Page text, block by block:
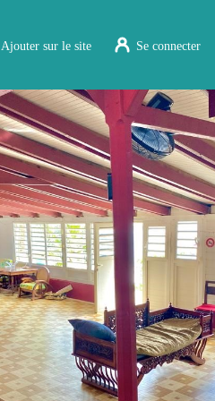
Ajouter sur le site Se connecter